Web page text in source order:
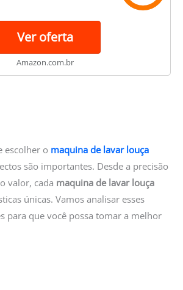
Ver oferta
Amazon.com.br
escolher o maquina de lavar louça
são importantes. Desde a precisão
valor, cada maquina de lavar louça
únicas. Vamos analisar esses
para que você possa tomar a melhor